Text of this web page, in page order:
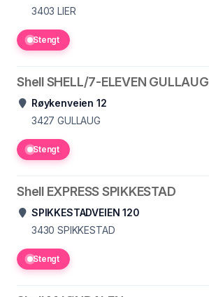
3403 LIER
Stengt
Shell SHELL/7-ELEVEN GULLAUG
Røykenveien 12
3427 GULLAUG
Stengt
Shell EXPRESS SPIKKESTAD
SPIKKESTADVEIEN 120
3430 SPIKKESTAD
Stengt